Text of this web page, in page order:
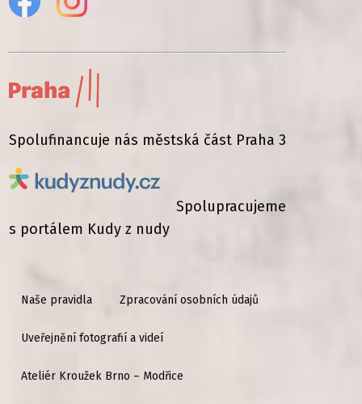
Spolufinancuje nás městská část Praha 3
Spolupracujeme
s portálem Kudy z nudy
Naše pravidla Zpracování osobních údajů
Uveřejnění fotografií a videí
Ateliér Kroužek Brno – Modřice